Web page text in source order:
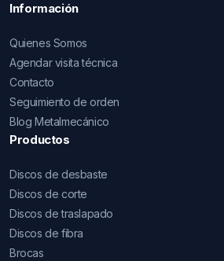
Información
Quienes Somos
Agendar visita técnica
Contacto
Seguimiento de orden
Blog Metalmecánico
Productos
Discos de desbaste
Discos de corte
Discos de traslapado
Discos de fibra
Brocas